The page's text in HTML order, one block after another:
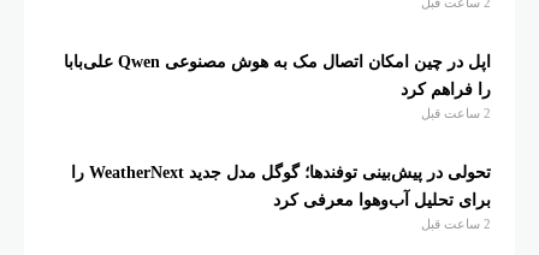
اپل در چین امکان اتصال مک به هوش مصنوعی Qwen علی‌بابا
تحولی در پیش‌بینی توفندها؛ گوگل مدل جدید WeatherNext را
آب‌وهوا معرفی کرد